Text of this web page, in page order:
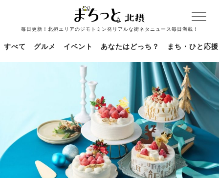
毎日更新！北摂エリアのジモトミン発リアルな街ネタニュース毎日満載！
すべて グルメ イベント あなたはどっち？ まち・ひと応援